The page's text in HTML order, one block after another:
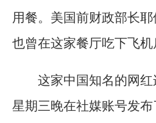
用餐。美国前财政部长耶
也曾在这家餐厅吃下飞机
这家中国知名的网红
星期三晚在社媒账号发